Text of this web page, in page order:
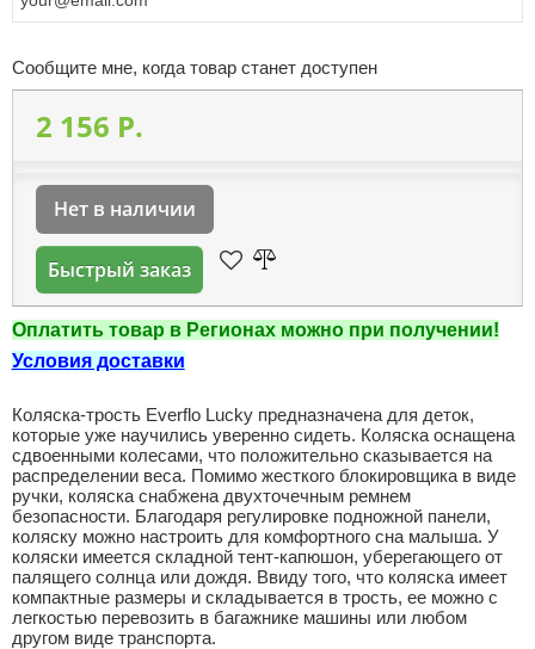
Сообщите мне, когда товар станет доступен
2 156 P.
Нет в наличии
Быстрый заказ
Оплатить товар в Регионах можно при получении!
Условия доставки
Коляска-трость Everflo Lucky предназначена для деток,
которые уже научились уверенно сидеть. Коляска оснащена
сдвоенными колесами, что положительно сказывается на
распределении веса. Помимо жесткого блокировщика в виде
ручки, коляска снабжена двухточечным ремнем
безопасности. Благодаря регулировке подножной панели,
коляску можно настроить для комфортного сна малыша. У
коляски имеется складной тент-капюшон, уберегающего от
палящего солнца или дождя. Ввиду того, что коляска имеет
компактные размеры и складывается в трость, ее можно с
легкостью перевозить в багажнике машины или любом
другом виде транспорта.